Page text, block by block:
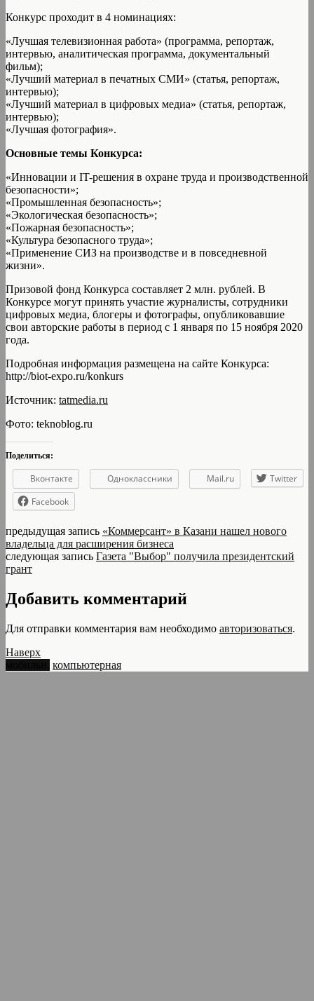
Конкурс проходит в 4 номинациях:
«Лучшая телевизионная работа» (программа, репортаж,
интервью, аналитическая программа, документальный
фильм);
«Лучший материал в печатных СМИ» (статья, репортаж,
интервью);
«Лучший материал в цифровых медиа» (статья, репортаж,
интервью);
«Лучшая фотография».
Основные темы Конкурса:
«Инновации и IT-решения в охране труда и производственной
безопасности»;
«Промышленная безопасность»;
«Экологическая безопасность»;
«Пожарная безопасность»;
«Культура безопасного труда»;
«Применение СИЗ на производстве и в повседневной
жизни».
Призовой фонд Конкурса составляет 2 млн. рублей. В
Конкурсе могут принять участие журналисты, сотрудники
цифровых медиа, блогеры и фотографы, опубликовавшие
свои авторские работы в период с 1 января по 15 ноября 2020
года.
Подробная информация размещена на сайте Конкурса:
http://biot-expo.ru/konkurs
Источник: tatmedia.ru
Фото: teknoblog.ru
Поделиться:
Вконтакте Одноклассники Mail.ru
Twitter
Facebook
предыдущая запись «Коммерсант» в Казани нашел нового
владельца для расширения бизнеса
следующая запись Газета "Выбор" получила президентский
грант
Добавить комментарий
Для отправки комментария вам необходимо авторизоваться.
Наверх
компьютерная